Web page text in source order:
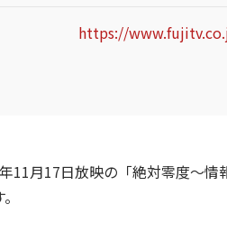
https://
11月17日放映の「絶対零度～